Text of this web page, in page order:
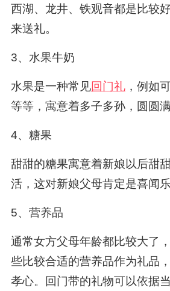
西湖、龙井、铁观音都是比较
来送礼。
3、水果牛奶
水果是一种常见回门礼，例如
等等，寓意着多子多孙，圆圆
4、糖果
甜甜的糖果寓意着新娘以后甜
活，这对新娘父母肯定是喜闻乐
5、营养品
通常女方父母年龄都比较大了
些比较合适的营养品作为礼品
孝心。回门带的礼物可以依据